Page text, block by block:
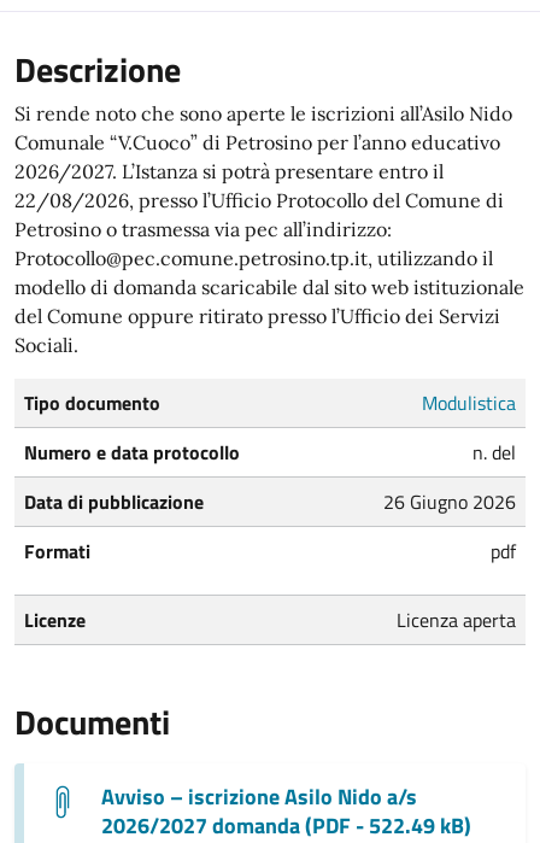
Descrizione
Si rende noto che sono aperte le iscrizioni all’Asilo Nido
Comunale “V.Cuoco” di Petrosino per l’anno educativo
2026/2027. L’Istanza si potrà presentare entro il
22/08/2026, presso l’Ufficio Protocollo del Comune di
Petrosino o trasmessa via pec all’indirizzo:
Protocollo@pec.comune.petrosino.tp.it, utilizzando il
modello di domanda scaricabile dal sito web istituzionale
del Comune oppure ritirato presso l’Ufficio dei Servizi
Sociali.
Tipo documento
Modulistica
Numero e data protocollo
n. del
Data di pubblicazione
26 Giugno 2026
Formati
pdf
Licenze Licenza aperta
Documenti
Avviso – iscrizione Asilo Nido a/s
2026/2027 domanda (PDF - 522.49 kB)